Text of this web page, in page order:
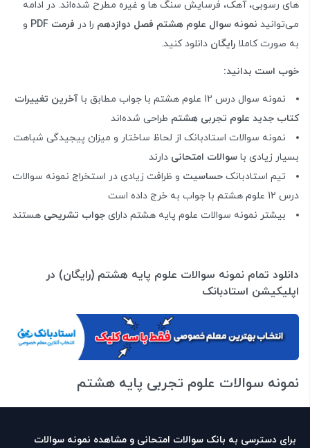
های رسوبی، آهک، فرسایش سنگ ها و غیره مطرح شده‌اند. در ادامه
می‌توانید نمونه سوال علوم هشتم فصل دوازدهم را در فرمت PDF
و
به صورت کاملا رایگان دانلود کنید.
خوب است بدانید:
نمونه سوال درس 12 علوم هشتم با جواب مطابق با
آخرین تغییرات
کتاب جدید علوم تجربی هشتم طراحی شده‌اند
نمونه سوالات استادبانک از لحاظ ساختار و میزان پیجیدگی شباهت
بسیار زیادی با سوالات امتحانی دارند
تیم استادبانک حساسیت و ظرافت زیادی در استخراج نمونه سوالات
درس 12 علوم هشتم با جواب به خرج داده است
بیشتر نمونه سوالات علوم پایه هشتم دارای جواب تشریحی هستند
دانلود تمام نمونه سوالات علوم پایه هشتم (رایگان) در
اپلیکیشن استادبانک
نمونه سوالات علوم تجربی پایه هشتم
برای دسترسی به بانک سوالات امتحانی و مشاهده نمونه سوالات